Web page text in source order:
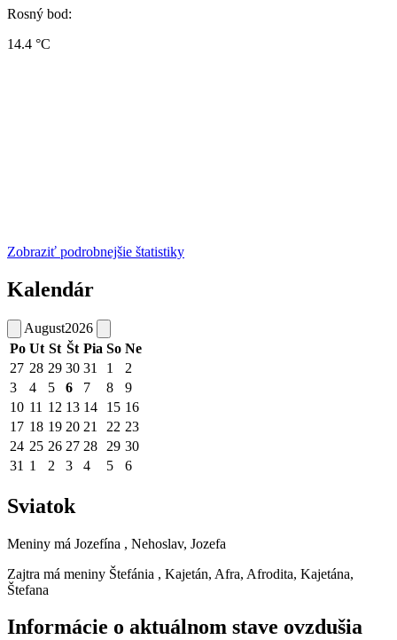
Rosný bod:
14.4 °C
Zobraziť podrobnejšie štatistiky
Kalendár
August2026
Po Ut St Št Pia So Ne
27 28 29 30 31 1
2
3
4 5 6 7 8
9
10 11 12 13 14 15 16
17 18 19 20 21 22 23
24 25 26 27 28 29 30
31 1 2 3 4 5 6
Sviatok
Meniny má Jozefína , Nehoslav, Jozefa
Zajtra má meniny Štefánia , Kajetán, Afra, Afrodita, Kajetána,
Štefana
Informácie o aktuálnom stave ovzdušia